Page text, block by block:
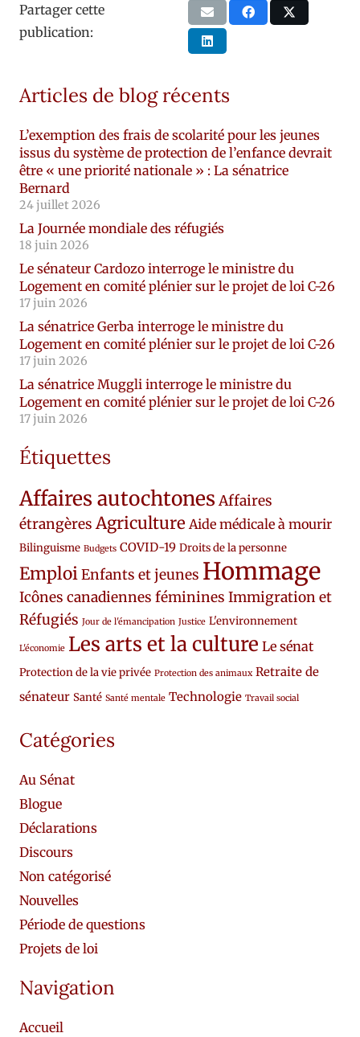
Partager cette
publication:
Articles de blog récents
L’exemption des frais de scolarité pour les jeunes
issus du système de protection de l’enfance devrait
être « une priorité nationale » : La sénatrice
Bernard
24 juillet 2026
La Journée mondiale des réfugiés
18 juin 2026
Le sénateur Cardozo interroge le ministre du
Logement en comité plénier sur le projet de loi C-26
17 juin 2026
La sénatrice Gerba interroge le ministre du
Logement en comité plénier sur le projet de loi C-26
17 juin 2026
La sénatrice Muggli interroge le ministre du
Logement en comité plénier sur le projet de loi C-26
17 juin 2026
Étiquettes
Affaires autochtones Affaires
étrangères Agriculture Aide médicale à mourir
Bilinguisme Budgets COVID-19 Droits de la personne
EmploiEnfants et jeunes Hommage
Icônes canadiennes féminines Immigration et
Réfugiés Jour de l'émancipation Justice L'environnement
L'économie Les arts et la culture Le sénat
Protection de la vie privée Protection des animaux Retraite de
sénateur Santé Santé mentale Technologie Travail social
Catégories
Au Sénat
Blogue
Déclarations
Discours
Non catégorisé
Nouvelles
Période de questions
Projets de loi
Navigation
Accueil